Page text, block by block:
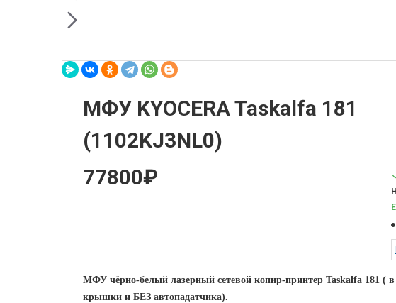
МФУ KYOCERA Taskalfa 181
(1102KJ3NL0)
77800₽
МФУ чёрно-белый лазерный сетевой копир-принтер Taskalfa 181 ( в
крышки и БЕЗ автопадатчика).